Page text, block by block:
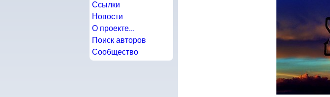
Ссылки
Новости
О проекте...
Поиск авторов
Сообщество